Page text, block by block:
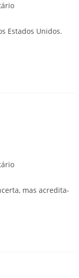
Estados Unidos.
mas acredita-